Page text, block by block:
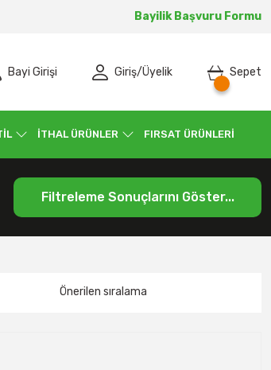
Bayilik Başvuru Formu
Bayi Girişi Giriş/Üyelik Sepet
İTHAL ÜRÜNLER FIRSAT ÜRÜNLERİ
Filtreleme Sonuçlarını Göster...